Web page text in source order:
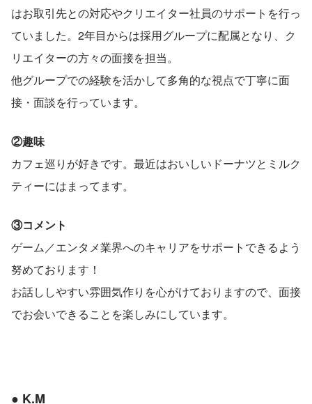
はお取引先との対応やクリエイター社員のサポートを行っ
ていました。2年目からは採用グループに配属となり、ク
リエイターの方々の面接を担当。
他グループでの経験を活かして多角的な視点で丁寧に面
接・面談を行っています。
②趣味
カフェ巡りが好きです。最近はおいしいドーナツとミルク
ティーにはまってます。
③コメント
ゲーム／エンタメ業界へのキャリアをサポートできるよう
努めております！
お話ししやすい雰囲気作りを心がけておりますので、面接
でお会いできることを楽しみにしています。
● K.M